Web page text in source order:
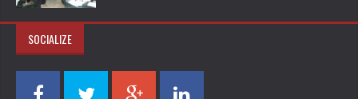
SOCIALIZE